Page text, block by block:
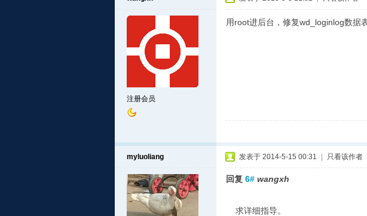
注册会员
用root进后台，修复wd_loginlog数据
myluoliang 发表于 2014-5-15 00:31 只看该作者
回复 6# wangxh
求详细指导。